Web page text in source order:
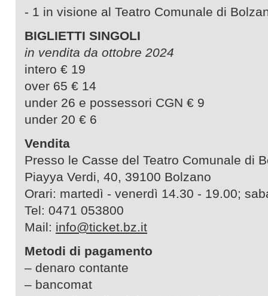
- 1 in visione al Teatro Comunale di
BIGLIETTI SINGOLI
in vendita da ottobre 2024
intero € 19
over 65 € 14
under 26 e possessori CGN € 9
under 20 € 6
Vendita
Presso le Casse del Teatro Comunale di
Piayya Verdi, 40, 39100 Bolzano
Orari: martedì - venerdì 14.30 - 19.00;
Tel: 0471 053800
Mail: info@ticket.bz.it
Metodi di pagamento
– denaro contante
– bancomat